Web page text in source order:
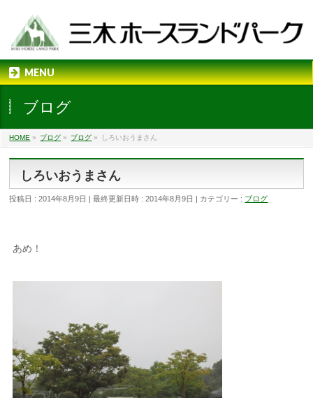
MENU
ブログ
HOME » ブログ » ブログ » しろいおうまさん
しろいおうまさん
投稿日 : 2014年8月9日 最終更新日時 : 2014年8月9日 カテゴリー : ブログ
あめ！